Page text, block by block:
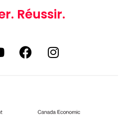
Réussir.